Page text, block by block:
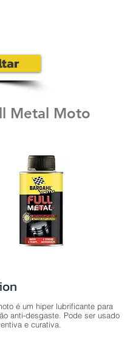
Metal Moto
é um hiper lubrificante para
anti-desgaste. Pode ser usado
e curativa.